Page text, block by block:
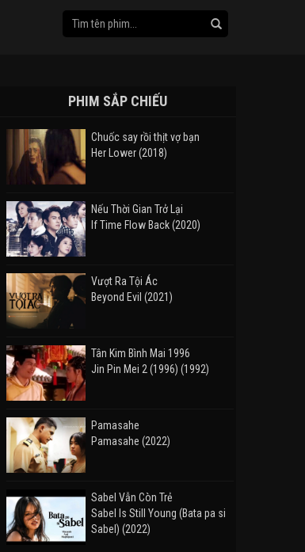
PHIM SẮP CHIẾU
Chuốc say rồi thịt vợ bạn
Her Lower (2018)
Nếu Thời Gian Trở Lại
If Time Flow Back (2020)
Vượt Ra Tội Ác
Beyond Evil (2021)
Tân Kim Bình Mai 1996
Jin Pin Mei 2 (1996) (1992)
Pamasahe
Pamasahe (2022)
Sabel Vẫn Còn Trẻ
Sabel Is Still Young (Bata pa si
Sabel) (2022)